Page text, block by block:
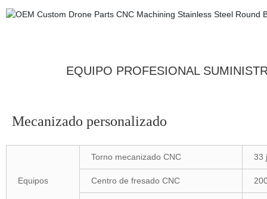
EQUIPO PROFESIONAL
Mecanizado personalizado
Equipos
Torno mecanizado CNC 33
Centro de fresado CNC